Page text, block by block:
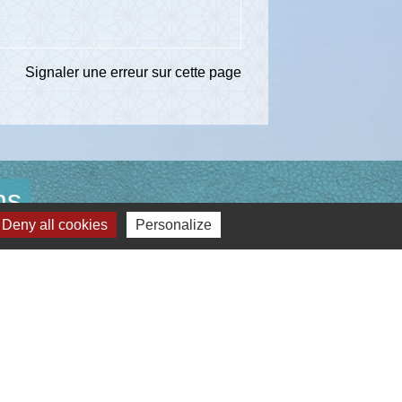
Signaler une erreur sur cette page
d'Agglomération de l'Albigeois (C2A)
Deny all cookies Personalize